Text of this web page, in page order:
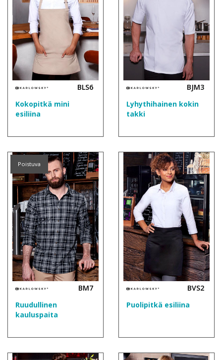
BLS6
Kokopitkä mini
esiliina
BJM3
Lyhythihainen kokin
takki
BM7
Ruudullinen
kauluspaita
Poistuva
BVS2
Puolipitkä esiliina